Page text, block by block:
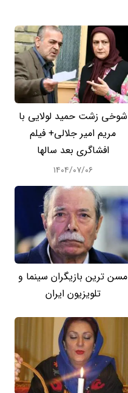
شوخی زشت حمید لولایی با
مریم امیر جلالی+ فیلم
افشاگری بعد سالها
۱۴۰۴/۰۷/۰۶
مسن ترین بازیگران سینما و
تلویزیون ایران